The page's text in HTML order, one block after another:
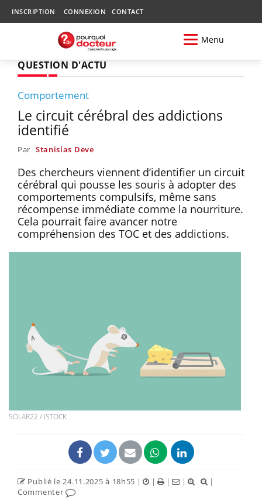
INSCRIPTION CONNEXION CONTACT
Menu
QUESTION D'ACTU
Comportement
Le circuit cérébral des addictions
identifié
Par Stanislas Deve
Des chercheurs viennent d’identifier un circuit
cérébral qui pousse les souris à adopter des
comportements compulsifs, même sans
récompense immédiate comme la nourriture.
Cela pourrait faire avancer notre
compréhension des TOC et des addictions.
SOLAR22 / ISTOCK
Publié le 24.11.2025 à 18h55 | | | |
|
Commenter